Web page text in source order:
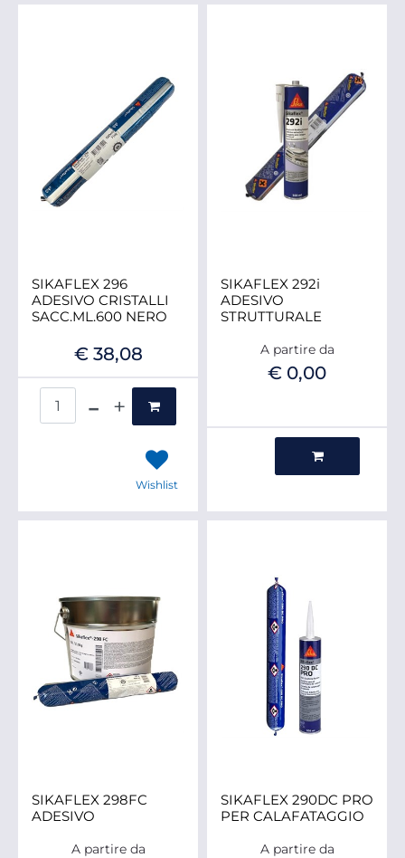
SIKAFLEX 296
ADESIVO CRISTALLI
SACC.ML.600 NERO
€ 38,08
Wishlist
SIKAFLEX 292i
ADESIVO
STRUTTURALE
A partire da
€ 0,00
SIKAFLEX 298FC
ADESIVO
A partire da
SIKAFLEX 290DC PRO
PER CALAFATAGGIO
A partire da